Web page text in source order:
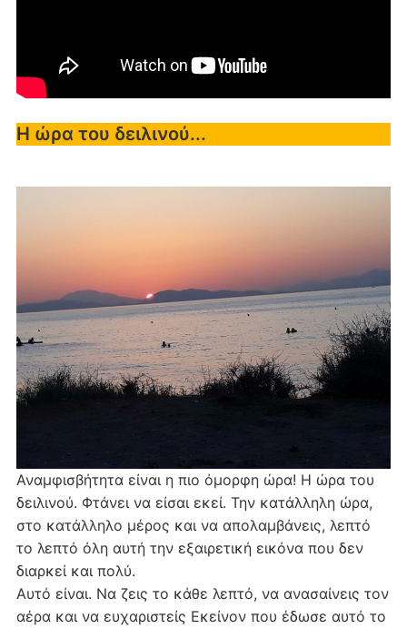
Η ώρα του δειλινού...
Αναμφισβήτητα είναι η πιο όμορφη ώρα! Η ώρα του
δειλινού. Φτάνει να είσαι εκεί. Την κατάλληλη ώρα,
στο κατάλληλο μέρος και να απολαμβάνεις, λεπτό
το λεπτό όλη αυτή την εξαιρετική εικόνα που δεν
διαρκεί και πολύ.
Αυτό είναι. Να ζεις το κάθε λεπτό, να ανασαίνεις τον
αέρα και να ευχαριστείς Εκείνον που έδωσε αυτό το